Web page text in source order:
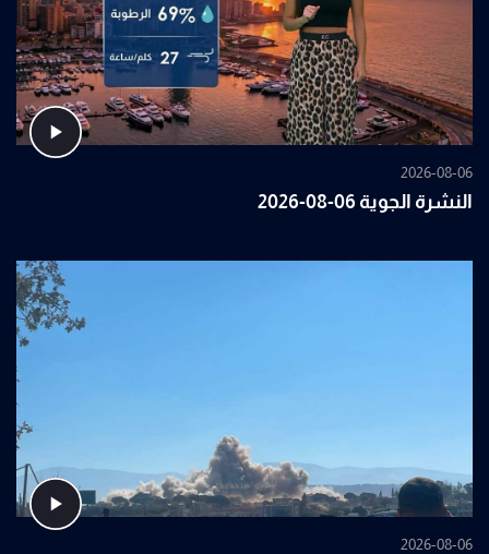
2026-08-06
النشرة الجوية 06-08-2026
2026-08-06